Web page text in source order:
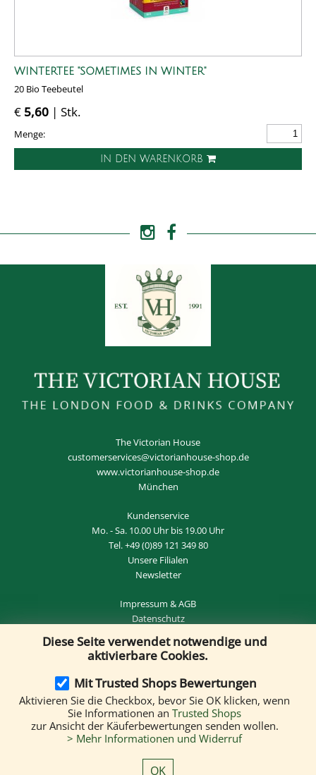
WINTERTEE "SOMETIMES IN WINTER"
20 Bio Teebeutel
€ 5,60 | Stk.
Menge:
IN DEN WARENKORB
The Victorian House
customerservices@victorianhouse-shop.de
www.victorianhouse-shop.de
München
Kundenservice
Mo. - Sa. 10.00 Uhr bis 19.00 Uhr
Tel.+49 (0)89 121 349 80
Unsere Filialen
Newsletter
Impressum &AGB
Datenschutz
Widerrufsrecht& VERTRAG WIDERRUFEN
Versand per:
Wir akzeptieren folgende Zahlungsmethoden:
Diese Seite verwendet notwendige und
aktivierbare Cookies.
Mit Trusted Shops Bewertungen
Aktivieren Sie die Checkbox, bevor Sie OK klicken, wenn
Sie Informationen an Trusted Shops
zur Ansicht der Käuferbewertungen senden wollen.
> Mehr Informationen und Widerruf
OK